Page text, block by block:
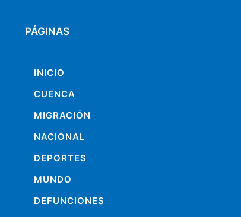
PÁGINAS
INICIO
CUENCA
MIGRACIÓN
NACIONAL
DEPORTES
MUNDO
DEFUNCIONES